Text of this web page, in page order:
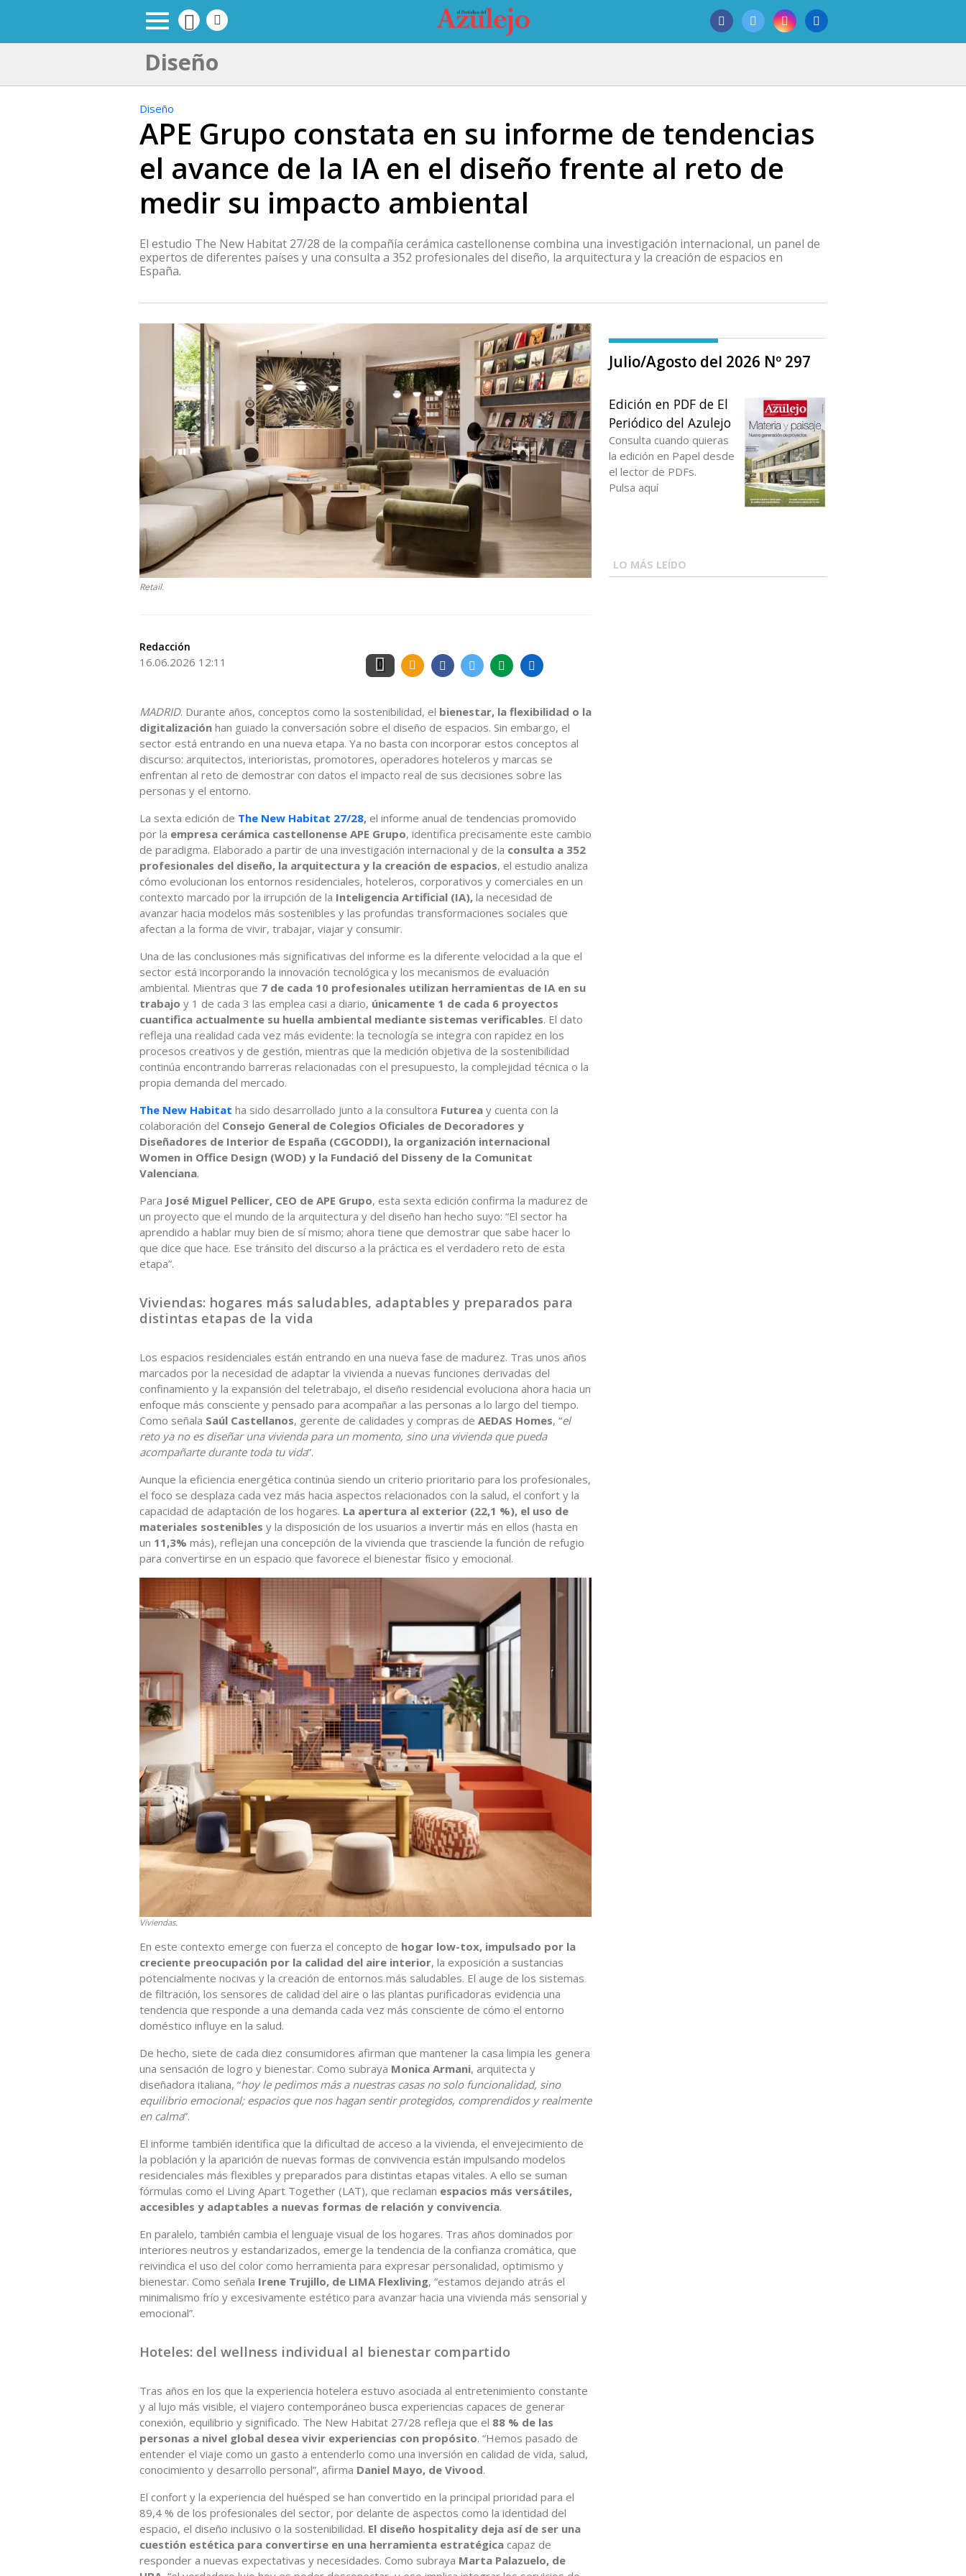
Diseño
Diseño
APE Grupo constata en su informe de tendencias
el avance de la IA en el diseño frente al reto de
medir su impacto ambiental
El estudio The New Habitat 27/28 de la compañía cerámica castellonense combina una investigación internacional, un panel de
expertos de diferentes países y una consulta a 352 profesionales del diseño, la arquitectura y la creación de espacios en
España.
Retail.
Redacción
16.06.2026 12:11 0
MADRID. Durante años, conceptos como la sostenibilidad, el bienestar, la flexibilidad o la
digitalización han guiado la conversación sobre el diseño de espacios. Sin embargo, el
sector está entrando en una nueva etapa. Ya no basta con incorporar estos conceptos al
discurso: arquitectos, interioristas, promotores, operadores hoteleros y marcas se
enfrentan al reto de demostrar con datos el impacto real de sus decisiones sobre las
personas y el entorno.
La sexta edición de The New Habitat 27/28, el informe anual de tendencias promovido
por la empresa cerámica castellonense APE Grupo, identifica precisamente este cambio
de paradigma. Elaborado a partir de una investigación internacional y de la consulta a 352
profesionales del diseño, la arquitectura y la creación de espacios, el estudio analiza
cómo evolucionan los entornos residenciales, hoteleros, corporativos y comerciales en un
contexto marcado por la irrupción de la Inteligencia Artificial (IA), la necesidad de
avanzar hacia modelos más sostenibles y las profundas transformaciones sociales que
afectan a la forma de vivir, trabajar, viajar y consumir.
Una de las conclusiones más significativas del informe es la diferente velocidad a la que el
sector está incorporando la innovación tecnológica y los mecanismos de evaluación
ambiental. Mientras que 7 de cada 10 profesionales utilizan herramientas de IA en su
trabajo y 1 de cada 3 las emplea casi a diario, únicamente 1 de cada 6 proyectos
cuantifica actualmente su huella ambiental mediante sistemas verificables. El dato
refleja una realidad cada vez más evidente: la tecnología se integra con rapidez en los
procesos creativos y de gestión, mientras que la medición objetiva de la sostenibilidad
continúa encontrando barreras relacionadas con el presupuesto, la complejidad técnica o la
propia demanda del mercado.
The New Habitat ha sido desarrollado junto a la consultora Futurea y cuenta con la
colaboración del Consejo General de Colegios Oficiales de Decoradores y
Diseñadores de Interior de España (CGCODDI), la organización internacional
Women in Office Design (WOD) y la Fundació del Disseny de la Comunitat
Valenciana.
Para José Miguel Pellicer, CEO de APE Grupo, esta sexta edición confirma la madurez de
un proyecto que el mundo de la arquitectura y del diseño han hecho suyo: “El sector ha
aprendido a hablar muy bien de sí mismo; ahora tiene que demostrar que sabe hacer lo
que dice que hace. Ese tránsito del discurso a la práctica es el verdadero reto de esta
etapa”.
Viviendas: hogares más saludables, adaptables y preparados para
distintas etapas de la vida
Los espacios residenciales están entrando en una nueva fase de madurez. Tras unos años
marcados por la necesidad de adaptar la vivienda a nuevas funciones derivadas del
confinamiento y la expansión del teletrabajo, el diseño residencial evoluciona ahora hacia un
enfoque más consciente y pensado para acompañar a las personas a lo largo del tiempo.
Como señala Saúl Castellanos, gerente de calidades y compras de AEDAS Homes, “el
reto ya no es diseñar una vivienda para un momento, sino una vivienda que pueda
acompañarte durante toda tu vida”.
Aunque la eficiencia energética continúa siendo un criterio prioritario para los profesionales,
el foco se desplaza cada vez más hacia aspectos relacionados con la salud, el confort y la
capacidad de adaptación de los hogares. La apertura al exterior (22,1 %), el uso de
materiales sostenibles y la disposición de los usuarios a invertir más en ellos (hasta en
un 11,3% más), reflejan una concepción de la vivienda que trasciende la función de refugio
para convertirse en un espacio que favorece el bienestar físico y emocional.
Viviendas.
En este contexto emerge con fuerza el concepto de hogar low-tox, impulsado por la
creciente preocupación por la calidad del aire interior, la exposición a sustancias
potencialmente nocivas y la creación de entornos más saludables. El auge de los sistemas
de filtración, los sensores de calidad del aire o las plantas purificadoras evidencia una
tendencia que responde a una demanda cada vez más consciente de cómo el entorno
doméstico influye en la salud.
De hecho, siete de cada diez consumidores afirman que mantener la casa limpia les genera
una sensación de logro y bienestar. Como subraya Monica Armani, arquitecta y
diseñadora italiana, “hoy le pedimos más a nuestras casas no solo funcionalidad, sino
equilibrio emocional; espacios que nos hagan sentir protegidos, comprendidos y realmente
en calma”.
El informe también identifica que la dificultad de acceso a la vivienda, el envejecimiento de
la población y la aparición de nuevas formas de convivencia están impulsando modelos
residenciales más flexibles y preparados para distintas etapas vitales. A ello se suman
fórmulas como el Living Apart Together (LAT), que reclaman espacios más versátiles,
accesibles y adaptables a nuevas formas de relación y convivencia.
En paralelo, también cambia el lenguaje visual de los hogares. Tras años dominados por
interiores neutros y estandarizados, emerge la tendencia de la confianza cromática, que
reivindica el uso del color como herramienta para expresar personalidad, optimismo y
bienestar. Como señala Irene Trujillo, de LIMA Flexliving, “estamos dejando atrás el
minimalismo frío y excesivamente estético para avanzar hacia una vivienda más sensorial y
emocional”.
Hoteles: del wellness individual al bienestar compartido
Tras años en los que la experiencia hotelera estuvo asociada al entretenimiento constante
y al lujo más visible, el viajero contemporáneo busca experiencias capaces de generar
conexión, equilibrio y significado. The New Habitat 27/28 refleja que el 88 % de las
personas a nivel global desea vivir experiencias con propósito. “Hemos pasado de
entender el viaje como un gasto a entenderlo como una inversión en calidad de vida, salud,
conocimiento y desarrollo personal”, afirma Daniel Mayo, de Vivood.
El confort y la experiencia del huésped se han convertido en la principal prioridad para el
89,4 % de los profesionales del sector, por delante de aspectos como la identidad del
espacio, el diseño inclusivo o la sostenibilidad. El diseño hospitality deja así de ser una
cuestión estética para convertirse en una herramienta estratégica capaz de
responder a nuevas expectativas y necesidades. Como subraya Marta Palazuelo, de
Julio/Agosto del 2026 Nº 297
Edición en PDF de El
Periódico del Azulejo
Consulta cuando quieras
la edición en Papel desde
el lector de PDFs.
Pulsa aquí
LO MÁS LEÍDO